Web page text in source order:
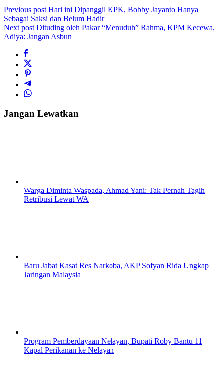
Previous post Hari ini Dipanggil KPK, Bobby Jayanto Hanya
Sebagai Saksi dan Belum Hadir
Next post Dituding oleh Pakar “Menuduh” Rahma, KPM Kecewa,
Adiya: Jangan Asbun
Jangan Lewatkan
Warga Diminta Waspada, Ahmad Yani: Tak Pernah Tagih
Retribusi Lewat WA
Baru Jabat Kasat Res Narkoba, AKP Sofyan Rida Ungkap
Jaringan Malaysia
Program Pemberdayaan Nelayan, Bupati Roby Bantu 11
Kapal Perikanan ke Nelayan